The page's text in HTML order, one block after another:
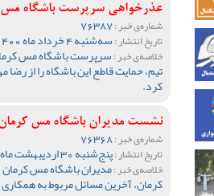
عذرخواهی سرپرست باشگاه مس
شماره‌ی خبر :76387
تاریخ انتشار :سه‌شنبه 4 خرداد ماه 1400 ساعت 13:52
خلاصه‌ی خبر :سرپرست باشگاه مس کرمان
تیم، حمایت قاطع این باشگاه را از
کرد.
نشست مدیران باشگاه مس
شماره‌ی خبر :76368
تاریخ انتشار :پنج‌شنبه 30 اردیبهشت ماه 1400 ساعت 11:12
خلاصه‌ی خبر :مدیران باشگاه مس
کرمان، آخرین مسائل مربوط به